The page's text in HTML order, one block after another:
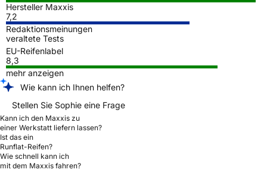
Hersteller Maxxis
7,2
Redaktionsmeinungen
veraltete Tests
EU-Reifenlabel
8,3
mehr anzeigen
Wie kann ich Ihnen helfen?
Stellen Sie Sophie eine Frage
Kann ich den Maxxis zu
einer Werkstatt liefern lassen?
Ist das ein
Runflat-Reifen?
Wie schnell kann ich
mit dem Maxxis fahren?